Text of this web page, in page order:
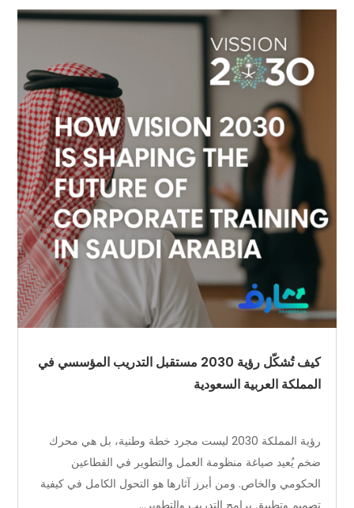
كيف تُشكّل رؤية 2030 مستقبل التدريب المؤسسي في
المملكة العربية السعودية
رؤية المملكة 2030 ليست مجرد خطة وطنية، بل هي محرك
ضخم يُعيد صياغة منظومة العمل والتطوير في القطاعين
الحكومي والخاص. ومن أبرز آثارها هو التحول الكامل في كيفية
تصميم وتطبيق برامج التدريب والتطوير...